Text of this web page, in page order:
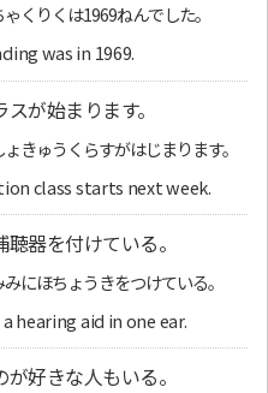
くりくは1969ねんでした。
was in 1969.
が始まります。
きゅうくらすがはじまります。
class starts next week.
器を付けている。
にほちょうきをつけている。
hearing aid in one ear.
好きな人もいる。